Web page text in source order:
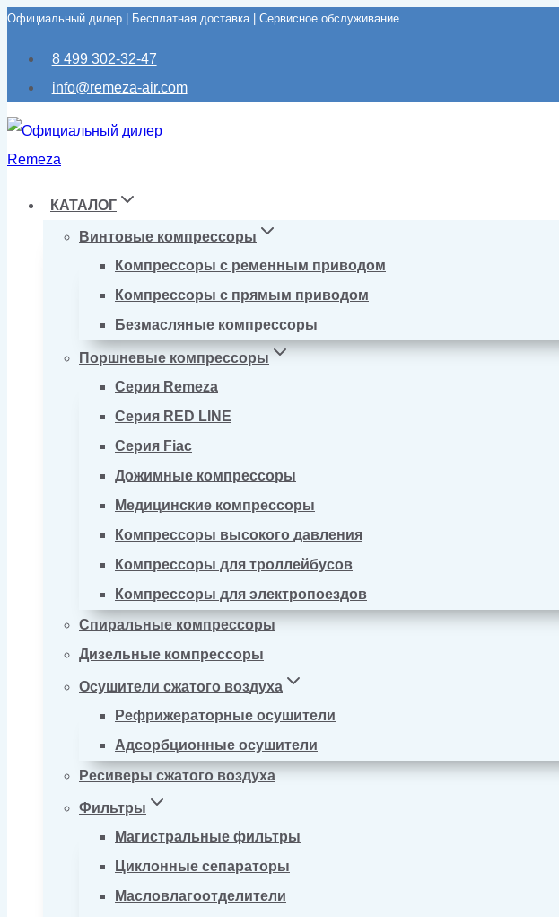
Перейти
Официальный дилер | Бесплатная доставка | Сервисное обслуживание
8 499 302-32-47
info@remeza-air.com
КАТАЛОГ
Винтовые компрессоры
Компрессоры с ременным приводом
Компрессоры с прямым приводом
Безмасляные компрессоры
Поршневые компрессоры
Серия Remeza
Серия RED LINE
Серия Fiac
Дожимные компрессоры
Медицинские компрессоры
Компрессоры высокого давления
Компрессоры для троллейбусов
Компрессоры для электропоездов
Спиральные компрессоры
Дизельные компрессоры
Осушители сжатого воздуха
Рефрижераторные осушители
Адсорбционные осушители
Ресиверы сжатого воздуха
Фильтры
Магистральные фильтры
Циклонные сепараторы
Масловлагоотделители